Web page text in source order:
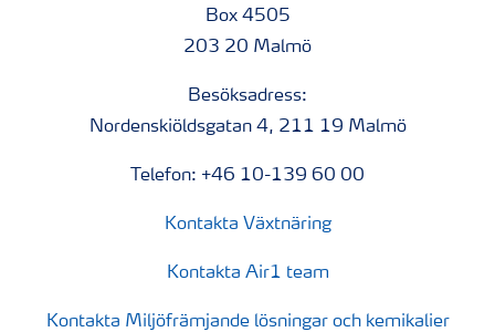
Box 4505
203 20 Malmö
Besöksadress:
Nordenskiöldsgatan 4, 211 19 Malmö
Telefon: +46 10-139 60 00
Kontakta Växtnäring
Kontakta Air1 team
Kontakta Miljöfrämjande lösningar och kemikalier